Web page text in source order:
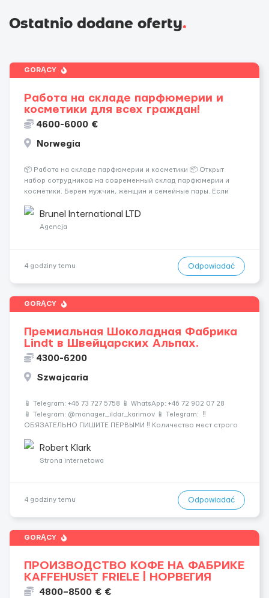
Ostatnio dodane oferty.
GORĄCY
Работа на складе парфюмерии и
косметики для всех граждан!
4600-6000 €
Norwegia
📦 Работа на складе парфюмерии и косметики 📦 Открыт
набор сотрудников на современный склад парфюмерии и
косметики. Берем мужчин, женщин и семейные пары. Если
обучают уже после приезда. Работа не тяжелая. Нужно
собирать заказы, сортиро...
Brunel International LTD
Agencja
4 godziny temu Odpowiadać
GORĄCY
Премиальная Шоколадная Фабрика
Lindt в Швейцарских Альпах.
4300-6200
Szwajcaria
📱 Telegram: +46 73 727 5758 📱 WhatsApp: +46 72 902 07 28
📱 Telegram: @manager_ildar_karimov 📱 Telegram: ‼️
ОБЯЗАТЕЛЬНО ПИШИТЕ ПЕРВЫМИ ‼️ Количество мест строго
зарплаты 🏔 Швейцария &mdash...
Robert Klark
Strona internetowa
4 godziny temu Odpowiadać
GORĄCY
ПРОИЗВОДСТВО КОФЕ НА ФАБРИКЕ
KAFFEHUSET FRIELE | НОРВЕГИЯ
4800–8500 € €